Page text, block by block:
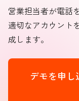
営業担当者が電話
適切なアカウント
成します。
デモを申